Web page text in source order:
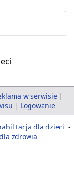
w serwisie |
| Logowanie
dla dzieci -
zdrowia